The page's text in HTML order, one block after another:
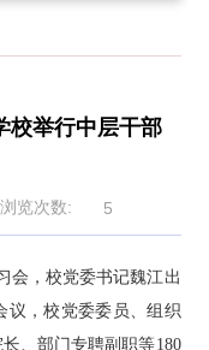
校举行中层干部
浏览次数: 5
会，校党委书记魏江出
议，校党委委员、组织
、部门专聘副职等180